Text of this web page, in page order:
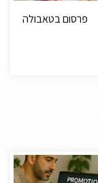
פרסום בטאבולה